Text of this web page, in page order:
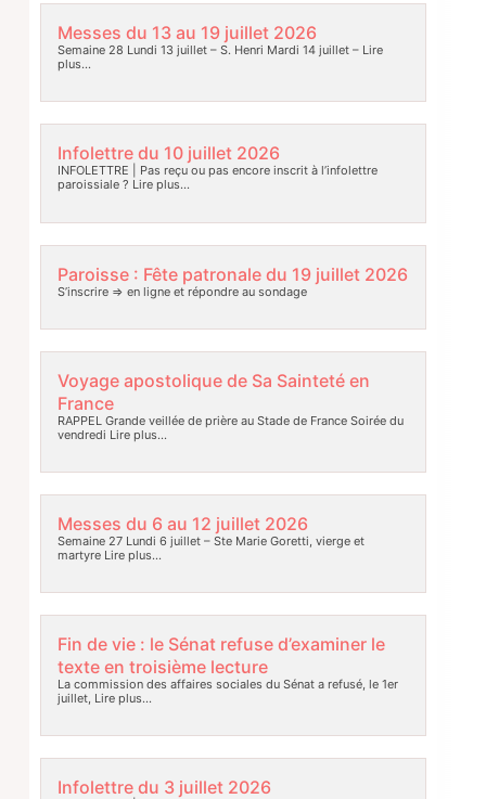
Messes du 13 au 19 juillet 2026
Semaine 28 Lundi 13 juillet – S. Henri Mardi 14 juillet –Lire
plus…
Infolettre du 10 juillet 2026
INFOLETTRE | Pas reçu ou pas encore inscrit à l’infolettre
paroissiale ? Lire plus…
Paroisse : Fête patronale du 19 juillet 2026
S’inscrire => en ligne et répondre au sondage
Voyage apostolique de Sa Sainteté en
France
RAPPEL Grande veillée de prière au Stade de France Soirée du
vendredi Lire plus…
Messes du 6 au 12 juillet 2026
Semaine 27 Lundi 6 juillet – Ste Marie Goretti, vierge et
martyreLire plus…
Fin de vie : le Sénat refuse d’examiner le
texte en troisième lecture
La commission des affaires sociales du Sénat a refusé, le 1er
juillet, Lire plus…
Infolettre du 3 juillet 2026